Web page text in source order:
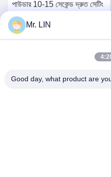
পাউডার 10-15 সেকেন্ড দ্রুত সেটিং
সেরা মূল্য পান
Mr. LIN
Good day, what product are